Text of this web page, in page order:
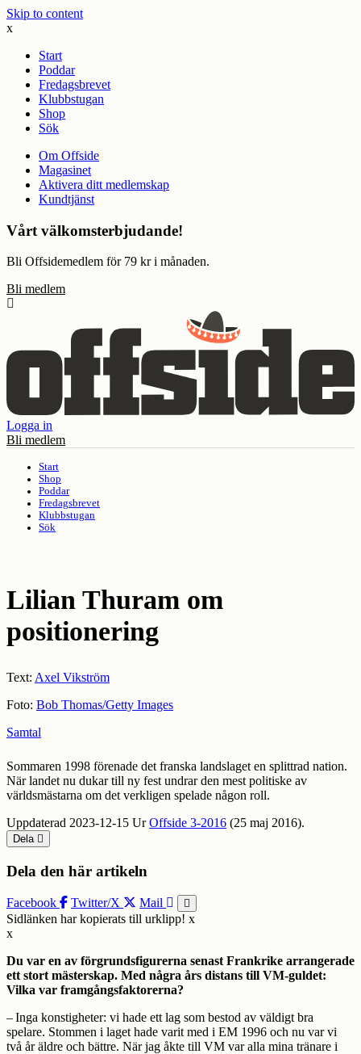
Skip to content
x
Start
Poddar
Fredagsbrevet
Klubbstugan
Shop
Sök
Om Offside
Magasinet
Aktivera ditt medlemskap
Kundtjänst
Vårt välkomsterbjudande!
Bli Offsidemedlem för 79 kr i månaden.
Bli medlem
Logga in
Bli medlem
Start
Shop
Poddar
Fredagsbrevet
Klubbstugan
Sök
Lilian Thuram om
positionering
Text: Axel Vikström
Foto: Bob Thomas/Getty Images
Samtal
Sommaren 1998 förenade det franska landslaget en splittrad nation.
När landet nu dukar till ny fest undrar den mest politiske av
världsmästarna om det verkligen spelade någon roll.
Uppdaterad 2023-12-15 UrOffside 3-2016 (25 maj 2016).
Dela
Dela den här artikeln
Facebook Twitter/X
Mail
Sidlänken har kopierats till urklipp! x
x
Du var en av förgrundsfigurerna senast Frankrike arrangerade
ett stort mästerskap. Med några års distans till VM-guldet:
Vilka var framgångsfaktorerna?
– Inga konstigheter: vi hade ett lag som bestod av väldigt bra
spelare. Stommen i laget hade varit med i EM 1996 och nu var vi
två år äldre och bättre. När jag åkte till VM var alla mina tränare i